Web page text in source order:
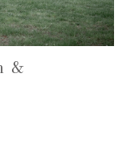
&